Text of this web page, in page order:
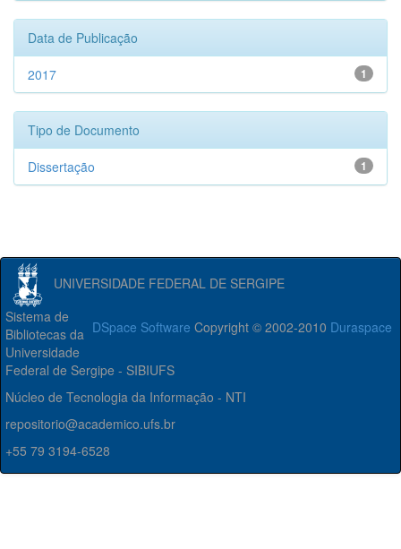
Data de Publicação
1
2017
Tipo de Documento
1
Dissertação
UNIVERSIDADE FEDERAL DE SERGIPE
DSpace Software Copyright © 2002-2010 Duraspace
Sistema de
Bibliotecas da
Universidade
Federal de Sergipe - SIBIUFS
Núcleo de Tecnologia da Informação - NTI
repositorio@academico.ufs.br
+55 79 3194-6528